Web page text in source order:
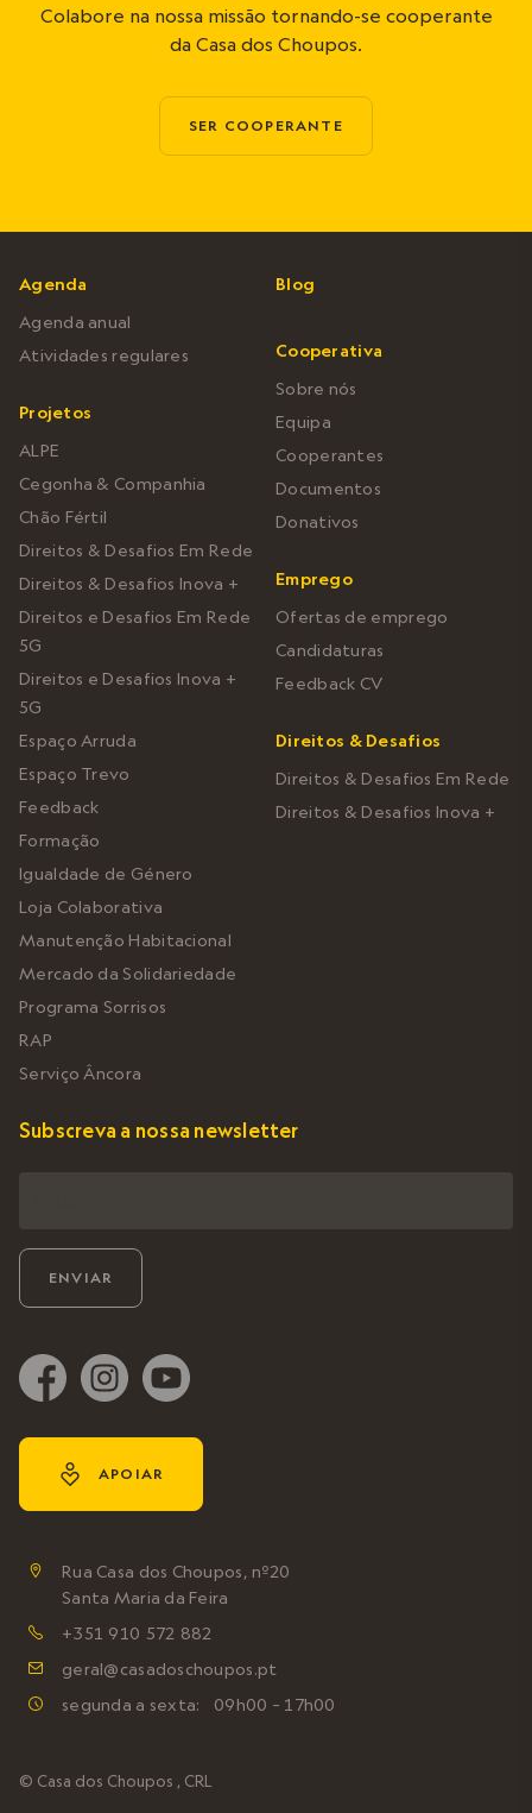
Colabore na nossa missão tornando-se cooperante
da Casa dos Choupos.
SER COOPERANTE
Agenda
Agenda anual
Atividades regulares
Projetos
ALPE
Cegonha & Companhia
Chão Fértil
Direitos & Desafios Em Rede
Direitos & Desafios Inova +
Direitos e Desafios Em Rede
5G
Direitos e Desafios Inova +
5G
Espaço Arruda
Espaço Trevo
Feedback
Formação
Igualdade de Género
Loja Colaborativa
Manutenção Habitacional
Mercado da Solidariedade
Programa Sorrisos
RAP
Serviço Âncora
Blog
Cooperativa
Sobre nós
Equipa
Cooperantes
Documentos
Donativos
Emprego
Ofertas de emprego
Candidaturas
Feedback CV
Direitos & Desafios
Direitos & Desafios Em Rede
Direitos & Desafios Inova +
Subscreva a nossa newsletter
y APOIAR

Rua Casa dos Choupos, nº20
Santa Maria da Feira
 +351 910 572 882
 geral@casadoschoupos.pt
 segunda a sexta: 09h00 – 17h00
© Casa dos Choupos , CRL